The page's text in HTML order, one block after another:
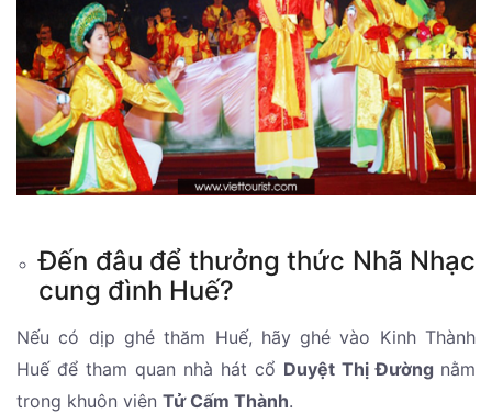
Đến đâu để thưởng thức Nhã Nhạc
cung đình Huế?
Nếu có dịp ghé thăm Huế, hãy ghé vào Kinh Thành
Huế để tham quan nhà hát cổ Duyệt Thị Đường nằm
trong khuôn viên Tử Cấm Thành.